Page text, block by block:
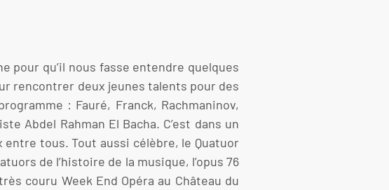
pour qu’il nous fasse entendre quelques
rencontrer deux jeunes talents pour des
: Fauré, Franck, Rachmaninov,
Abdel Rahman El Bacha. C’est dans un
tous. Tout aussi célèbre, le Quatuor
de l’histoire de la musique, l’opus 76
couru Week End Opéra au Château du